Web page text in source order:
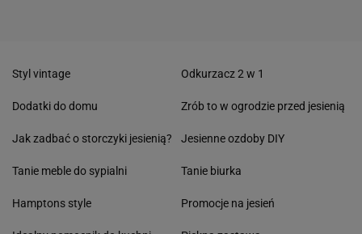
Styl vintage
Dodatki do domu
Jak zadbać o storczyki jesienią?
Tanie meble do sypialni
Hamptons style
Odkurzacz 2 w 1
Zrób to w ogrodzie przed jesienią
Jesienne ozdoby DIY
Tanie biurka
Promocje na jesień